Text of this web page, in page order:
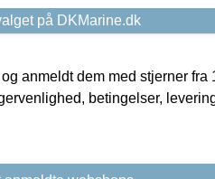
på DKMarine.dk
anmeldt dem med stjerner fra
betingelser,